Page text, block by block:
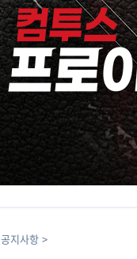
공지사항